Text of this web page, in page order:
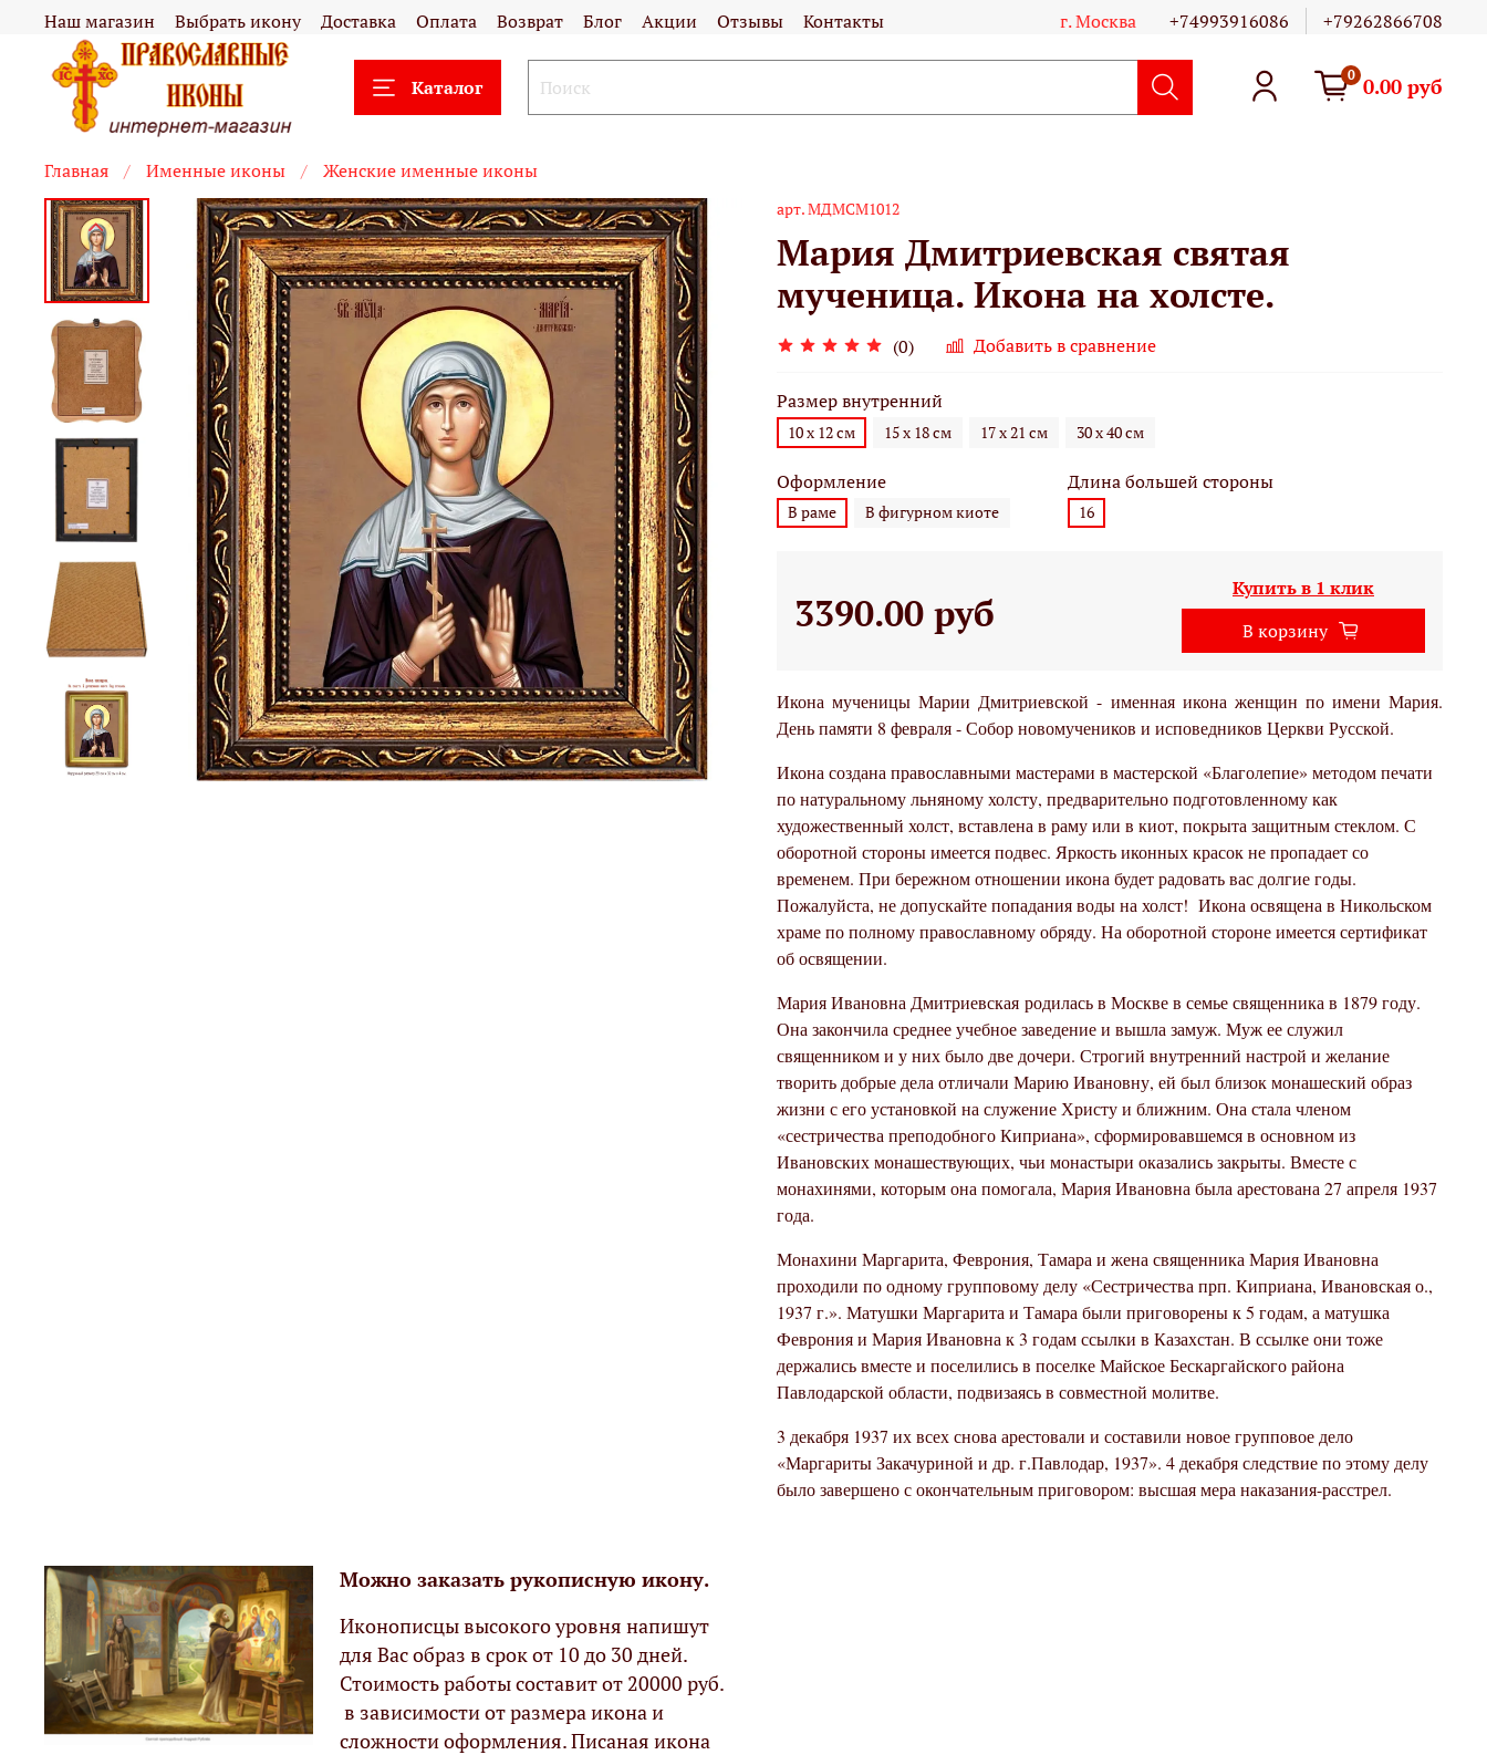
Наш магазин Выбрать икону Доставка Оплата Возврат Блог Акции Отзывы Контакты г. Москва +74993916086 +79262866708
Каталог
0 0.00 руб
Главная Именные иконы Женские именные иконы
арт.МДМСМ1012
Мария Дмитриевская святая
мученица. Икона на холсте.
(0) Добавить в сравнение
Размер внутренний
10 х 12 см 15 х 18 см 17 х 21 см 30 х 40 см
Оформление
В раме В фигурном киоте
Длина большей стороны
16
3390.00 руб
Купить в 1 клик
В корзину
Икона мученицы Марии Дмитриевской - именная икона женщин по имени Мария.
День памяти 8 февраля - Собор новомучеников и исповедников Церкви Русской.
Икона создана православными мастерами в мастерской «Благолепие» методом печати
по натуральному льняному холсту, предварительно подготовленному как
художественный холст, вставлена в раму или в киот, покрыта защитным стеклом. С
оборотной стороны имеется подвес. Яркость иконных красок не пропадает со
временем. При бережном отношении икона будет радовать вас долгие годы.
Пожалуйста, не допускайте попадания воды на холст! Икона освящена в Никольском
храме по полному православному обряду. На оборотной стороне имеется сертификат
об освящении.
Мария Ивановна Дмитриевская родилась в Москве в семье священника в 1879 году.
Она закончила среднее учебное заведение и вышла замуж. Муж ее служил
священником и у них было две дочери. Строгий внутренний настрой и желание
творить добрые дела отличали Марию Ивановну, ей был близок монашеский образ
жизни с его установкой на служение Христу и ближним. Она стала членом
«сестричества преподобного Киприана», сформировавшемся в основном из
Ивановских монашествующих, чьи монастыри оказались закрыты. Вместе с
монахинями, которым она помогала, Мария Ивановна была арестована 27 апреля 1937
года.
Монахини Маргарита, Феврония, Тамара и жена священника Мария Ивановна
проходили по одному групповому делу «Сестричества прп. Киприана, Ивановская о.,
1937 г.». Матушки Маргарита и Тамара были приговорены к 5 годам, а матушка
Феврония и Мария Ивановна к 3 годам ссылки в Казахстан. В ссылке они тоже
держались вместе и поселились в поселке Майское Бескаргайского района
Павлодарской области, подвизаясь в совместной молитве.
3 декабря 1937 их всех снова арестовали и составили новое групповое дело
«Маргариты Закачуриной и др. г.Павлодар, 1937». 4 декабря следствие по этому делу
было завершено с окончательным приговором: высшая мера наказания-расстрел.
Можно заказать рукописную икону.
Иконописцы высокого уровня напишут
для Вас образ в срок от 10 до 30 дней.
Стоимость работы составит от 20000 руб.
в зависимости от размера икона и
сложности оформления. Писаная икона